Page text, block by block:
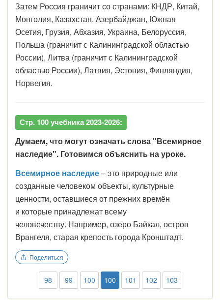
Затем Россия граничит со странами: КНДР, Китай,
Монголия, Казахстан, Азербайджан, Южная
Осетия, Грузия, Абхазия, Украина, Белоруссия,
Польша (граничит с Калининградской областью
России), Литва (граничит с Калининградской
областью России), Латвия, Эстония, Финляндия,
Норвегия.
Стр. 100 учебника 2023-2026:
Думаем, что могут означать слова "Всемирное
наследие". Готовимся объяснить на уроке.
Всемирное наследие– это природные или
созданные человеком объекты, культурные
ценности, оставшиеся от прежних времён
и которые принадлежат всему
человечеству. Например, озеро Байкал, остров
Врангеля, старая крепость города Кронштадт.
Поделиться
98 99 100 100 101 102 103